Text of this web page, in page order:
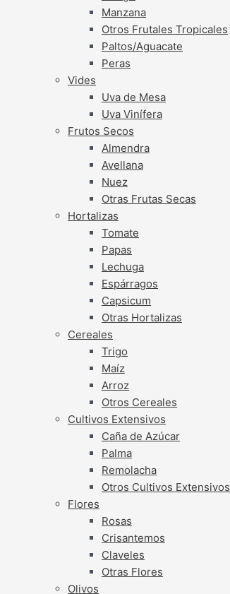
Manzana
Otros Frutales Tropicales
Paltos/Aguacate
Peras
Vides
Uva de Mesa
Uva Vinífera
Frutos Secos
Almendra
Avellana
Nuez
Otras Frutas Secas
Hortalizas
Tomate
Papas
Lechuga
Espárragos
Capsicum
Otras Hortalizas
Cereales
Trigo
Maíz
Arroz
Otros Cereales
Cultivos Extensivos
Caña de Azúcar
Palma
Remolacha
Otros Cultivos Extensivos
Flores
Rosas
Crisantemos
Claveles
Otras Flores
Olivos